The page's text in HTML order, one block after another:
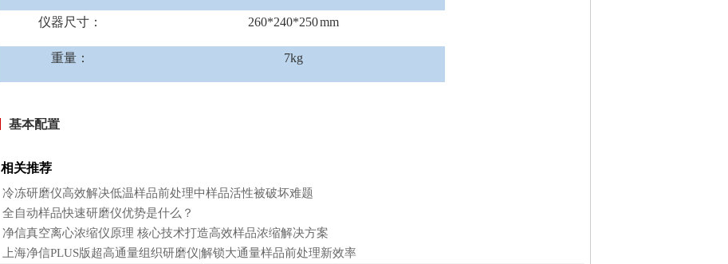
仪器尺寸： 260*240*250 mm
重量： 7kg
基本配置
相关推荐
冷冻研磨仪高效解决低温样品前处理中样品活性被破坏难题
全自动样品快速研磨仪优势是什么？
净信真空离心浓缩仪原理 核心技术打造高效样品浓缩解决方案
上海净信PLUS版超高通量组织研磨仪|解锁大通量样品前处理新效率